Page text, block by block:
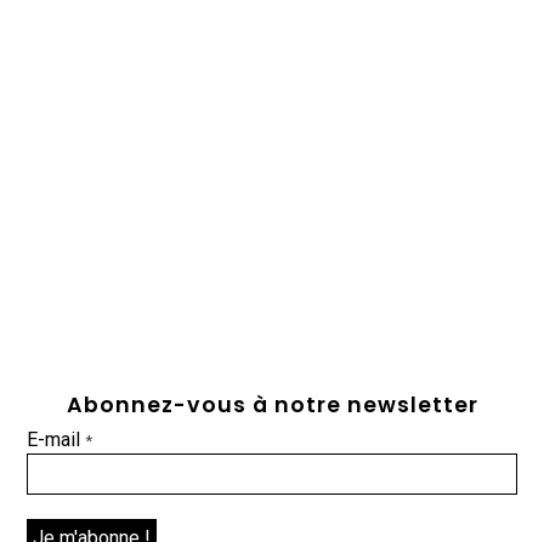
Abonnez-vous à notre newsletter
E-mail*